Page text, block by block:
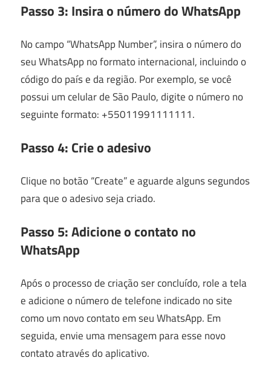
Passo 3: Insira o número do WhatsApp
No campo “WhatsApp Number”, insira o número do
seu WhatsApp no formato internacional, incluindo o
código do país e da região. Por exemplo, se você
possui um celular de São Paulo, digite o número no
seguinte formato: +55011991111111.
Passo 4: Crie o adesivo
Clique no botão “Create” e aguarde alguns segundos
para que o adesivo seja criado.
Passo 5: Adicione o contato no
WhatsApp
Após o processo de criação ser concluído, role a tela
e adicione o número de telefone indicado no site
como um novo contato em seu WhatsApp. Em
seguida, envie uma mensagem para esse novo
contato através do aplicativo.